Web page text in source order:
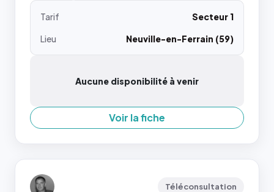
Tarif
Secteur 1
Lieu
Neuville-en-Ferrain (59)
Aucune disponibilité à venir
Voir la fiche
Téléconsultation